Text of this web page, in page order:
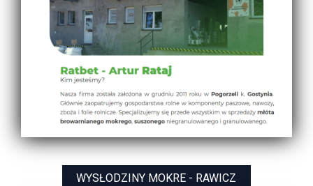
WYSŁODZINY MOKRE - RAWICZ